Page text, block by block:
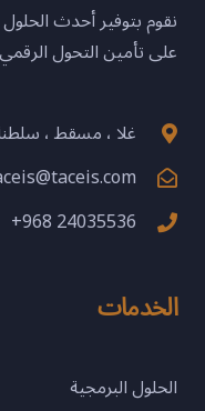
نقوم بتوفير أحدث الحلول
على تأمين التحول
غلا ، مسقط ،
+968 24035536
الخدمات
الحلول البرمجية